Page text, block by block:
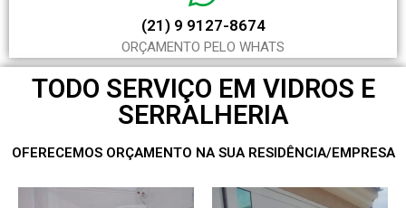
(21) 9 9127-8674
ORÇAMENTO PELO WHATS
TODO SERVIÇO EM VIDROS E
SERRALHERIA
OFERECEMOS ORÇAMENTO NA SUA RESIDÊNCIA/EMPRESA